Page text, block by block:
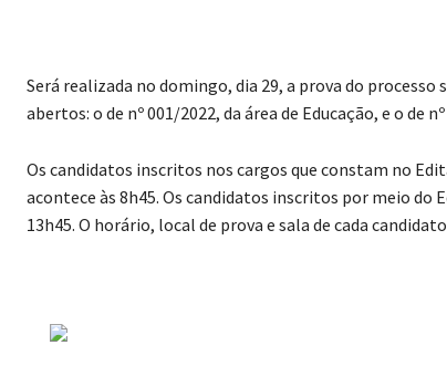
Será realizada no domingo, dia 29, a prova do
abertos: o de nº 001/2022, da área de Educação, e o
Os candidatos inscritos nos cargos que constam no
acontece às 8h45. Os candidatos inscritos por meio do
13h45. O horário, local de prova e sala de cada